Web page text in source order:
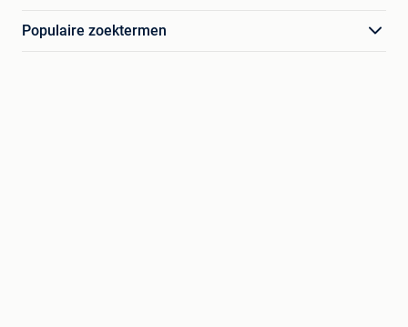
Populaire zoektermen